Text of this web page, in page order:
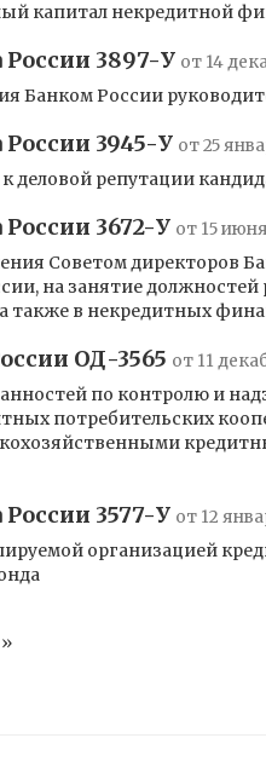
капитал некредитной
России 3897-У от 14
Банком России
3945-У от 25
деловой репутации
3672-У от 15
Советом директоров
на занятие
также в некредитных
ОД-3565 от 11
по контролю и
потребительских
3577-У от 12
организацией
»